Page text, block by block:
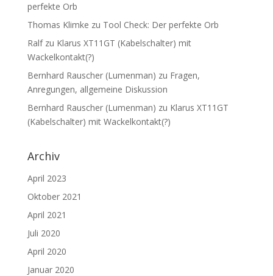
perfekte Orb
Thomas Klimke zu Tool Check: Der perfekte Orb
Ralfzu Klarus XT11GT (Kabelschalter) mit
Wackelkontakt(?)
Bernhard Rauscher (Lumenman) zu Fragen,
Anregungen, allgemeine Diskussion
Bernhard Rauscher (Lumenman) zu Klarus XT11GT
(Kabelschalter) mit Wackelkontakt(?)
Archiv
April 2023
Oktober 2021
April 2021
Juli 2020
April 2020
Januar 2020